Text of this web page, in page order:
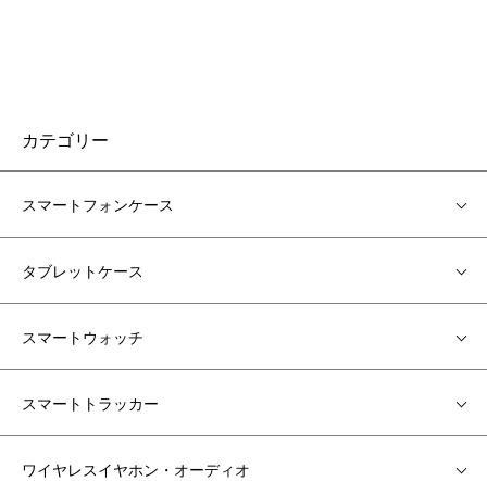
カテゴリー
スマートフォンケース
タブレットケース
スマートウォッチ
スマートトラッカー
ワイヤレスイヤホン・オーディオ